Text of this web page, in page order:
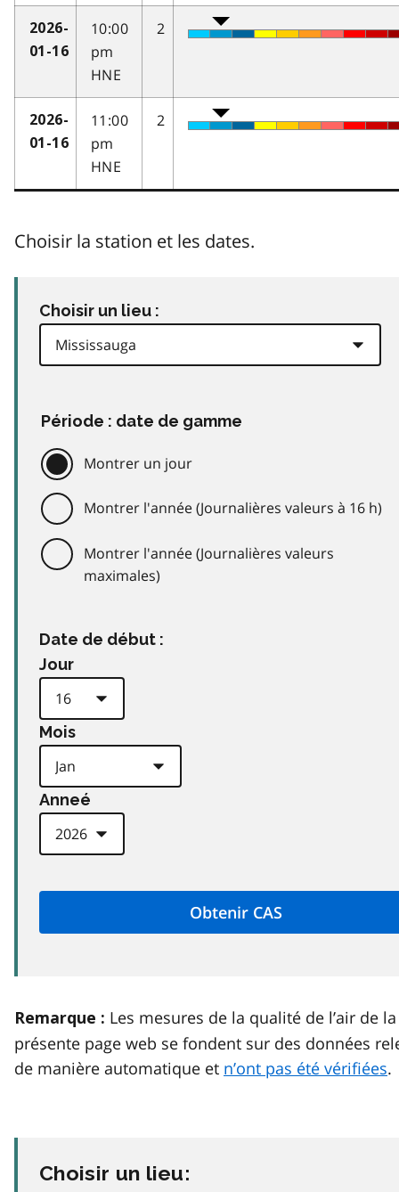
2026-
01-16
10:00
pm
HNE
2
2026-
01-16
11:00
pm
HNE
2
Choisir la station et les dates.
Choisir un lieu :
Période : date de gamme
Montrer un jour
Montrer l'année (Journalières valeurs à 16 h)
Montrer l'année (Journalières valeurs
maximales)
Date de début :
Jour
Mois
Anneé
Remarque : Les mesures de la qualité de l’air de la
présente page web se fondent sur des données
de manière automatique et n’ont pas été vérifiées.
Choisir un lieu: